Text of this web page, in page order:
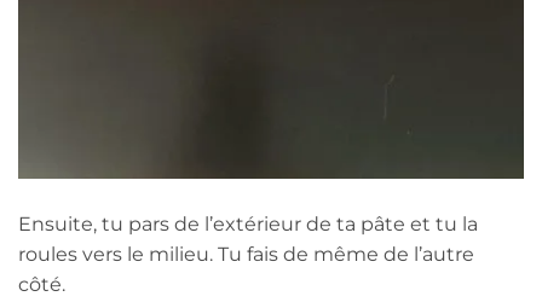
Ensuite, tu pars de l’extérieur de ta pâte et tu la
roules vers le milieu. Tu fais de même de l’autre
côté.